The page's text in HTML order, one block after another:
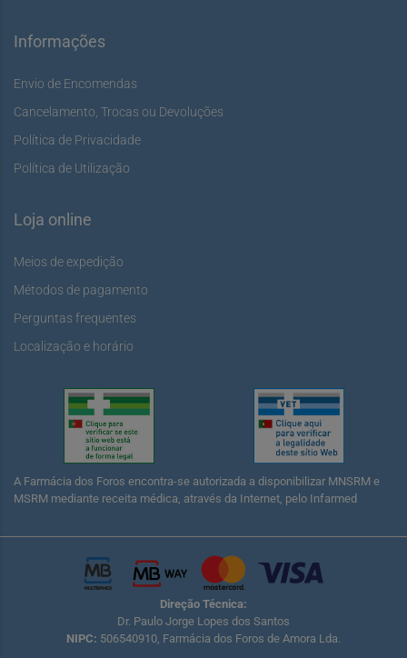
Informações
Envio de Encomendas
Cancelamento, Trocas ou Devoluções
Política de Privacidade
Política de Utilização
Loja online
Meios de expedição
Métodos de pagamento
Perguntas frequentes
Localização e horário
A Farmácia dos Foros encontra-se autorizada a disponibilizar MNSRM e
MSRM mediante receita médica, através da Internet, pelo Infarmed
Direção Técnica:
Dr. Paulo Jorge Lopes dos Santos
NIPC: 506540910, Farmácia dos Foros de Amora Lda.